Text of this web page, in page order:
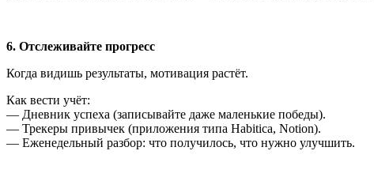
6. Отслеживайте прогресс
Когда видишь результаты, мотивация растёт.
Как вести учёт:
— Дневник успеха (записывайте даже маленькие победы).
— Трекеры привычек (приложения типа Habitica, Notion).
— Еженедельный разбор: что получилось, что нужно улучшить.